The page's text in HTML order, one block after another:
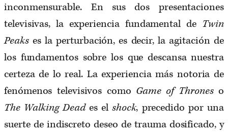
inconmensurable. En sus dos presentaciones
televisivas, la experiencia fundamental de Twin
Peakses la perturbación, es decir, la agitación de
los fundamentos sobre los que descansa nuestra
certeza de lo real. La experiencia más notoria de
fenómenos televisivos como Game of Throneso
The Walking Deades el shock, precedido por una
suerte de indiscreto deseo de trauma dosificado, y